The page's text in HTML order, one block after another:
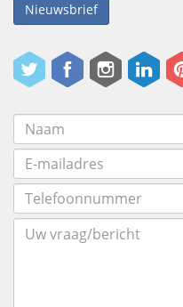
Nieuwsbrief